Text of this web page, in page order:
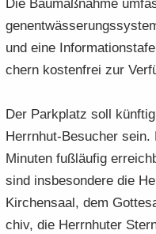
Die Bau­maß­nah­me
und eine
chern kos­ten­frei zur
Der Park­platz soll
Herrnhut-​Besucher
Mi­nu­ten fuß­läu­fig
sind ins­be­son­de­re die
Kir­chen­saal, dem
chiv, die Herrn­hu­ter